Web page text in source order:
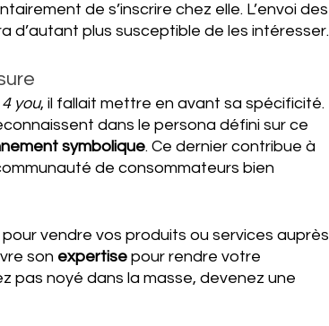
de s’inscrire chez elle. L’envoi des
d’autant plus susceptible de les intéresser.
you, il fallait mettre en avant sa spécificité.
dans le persona défini sur ce
symbolique. Ce dernier contribue à
de consommateurs bien
vendre vos produits ou services auprès
son expertise pour rendre votre
pas noyé dans la masse, devenez une